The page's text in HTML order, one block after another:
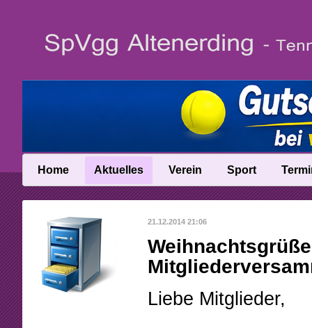
Home Aktuelles
News
News-Archiv
Verein
Vereinsinfo
Vereinschronik
Anfahrt
Sport
Trainer
Talentinos
21.12.2014 21:06
Liebe Mitglieder,